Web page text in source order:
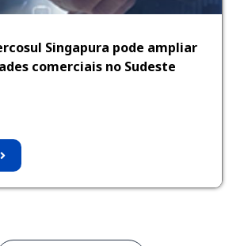
Singapura pode ampliar
comerciais no Sudeste